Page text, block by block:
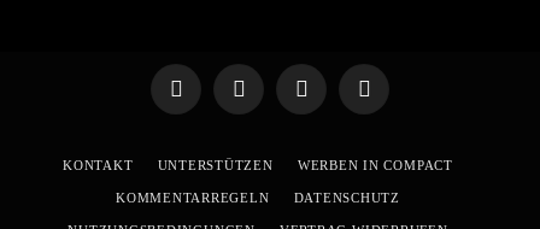
TelegramWhatsApp
X
YouTube
KONTAKT UNTERSTÜTZEN WERBEN IN COMPACT
KOMMENTARREGELN DATENSCHUTZ